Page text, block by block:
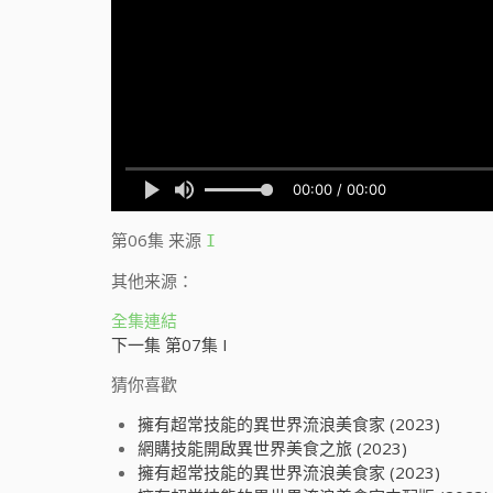
第06集 来源 I
其他来源：
全集連結
下一集 第07集 I
猜你喜歡
擁有超常技能的異世界流浪美食家 (2023)
網購技能開啟異世界美食之旅 (2023)
擁有超常技能的異世界流浪美食家 (2023)